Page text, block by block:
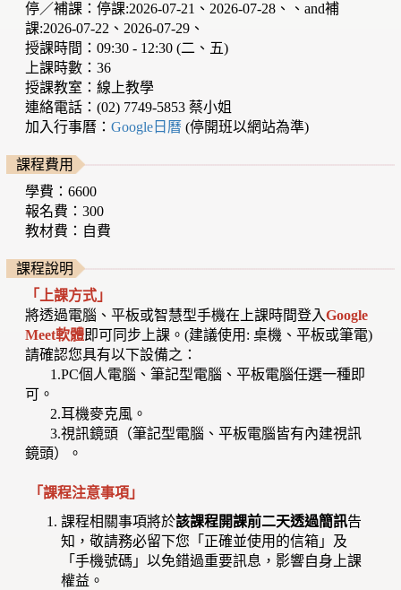
停／補課：停課:2026-07-21、2026-07-28、、and補
課:2026-07-22、2026-07-29、
授課時間：09:30 - 12:30 (二、五)
上課時數：36
授課教室：線上教學
連絡電話：(02) 7749-5853 蔡小姐
加入行事曆：Google日曆(停開班以網站為準)
課程費用
學費：6600
報名費：300
教材費：自費
課程說明
「上課方式」
將透過電腦、平板或智慧型手機在上課時間登入Google
Meet軟體即可同步上課。(建議使用: 桌機、平板或筆電)
請確認您具有以下設備之：
1.PC個人電腦、筆記型電腦、平板電腦任選一種即
可。
2.耳機麥克風。
3.視訊鏡頭（筆記型電腦、平板電腦皆有內建視訊
鏡頭）。
「課程注意事項」
課程相關事項將於該課程開課前二天透過簡訊告
知，敬請務必留下您「正確並使用的信箱」及
「手機號碼」以免錯過重要訊息，影響自身上課
權益。